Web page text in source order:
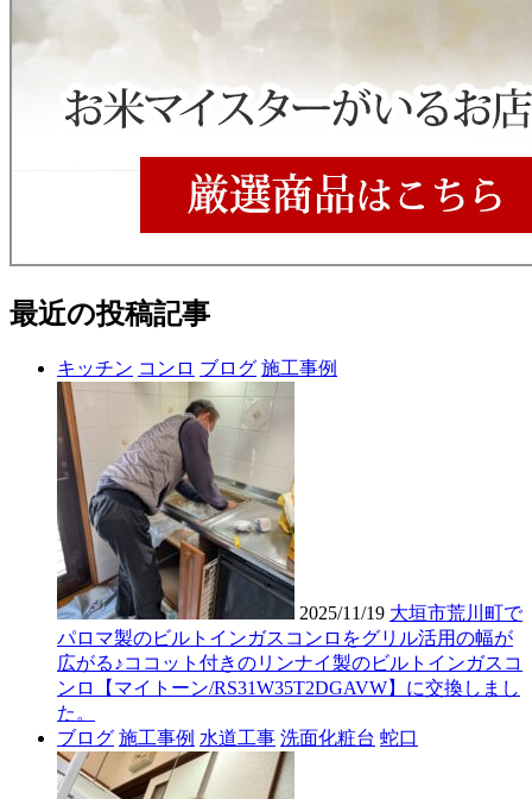
最近の投稿記事
キッチン コンロ ブログ 施工事例
2025/11/19 大垣市荒川町で
パロマ製のビルトインガスコンロをグリル活用の幅が
広がる♪ココット付きのリンナイ製のビルトインガスコ
ンロ【マイトーン/RS31W35T2DGAVW】に交換しまし
た。
ブログ 施工事例 水道工事 洗面化粧台 蛇口